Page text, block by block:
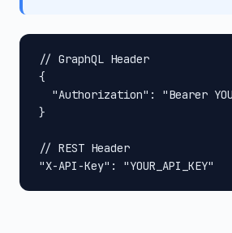
// GraphQL Header
{
"Authorization": "Bearer
}
// REST Header
"X-API-Key": "YOUR_API_KEY"